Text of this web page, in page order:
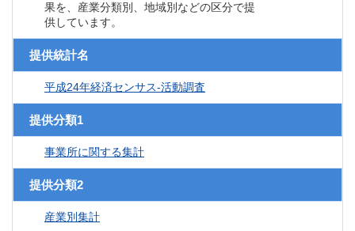
果を、産業分類別、地域別などの区分で提
供しています。
提供統計名
平成24年経済センサス‐活動調査
提供分類1
事業所に関する集計
提供分類2
産業別集計